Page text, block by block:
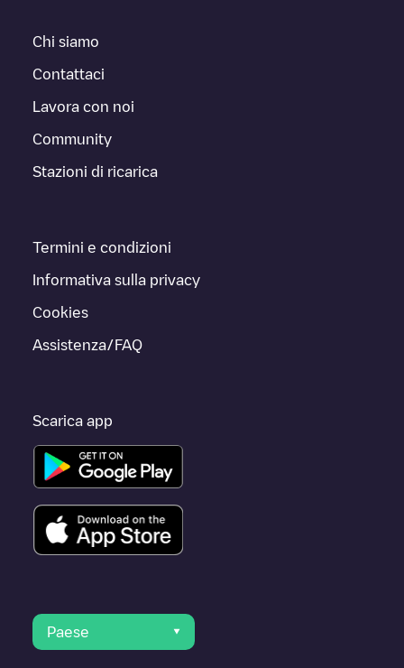
Chi siamo
Contattaci
Lavora con noi
Community
Stazioni di ricarica
Termini e condizioni
Informativa sulla privacy
Cookies
Assistenza/FAQ
Scarica app
Paese